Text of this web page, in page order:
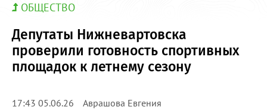
ОБЩЕСТВО
Депутаты Нижневартовска
проверили готовность спортивных
площадок к летнему сезону
17:43 05.06.26 Аврашова Евгения